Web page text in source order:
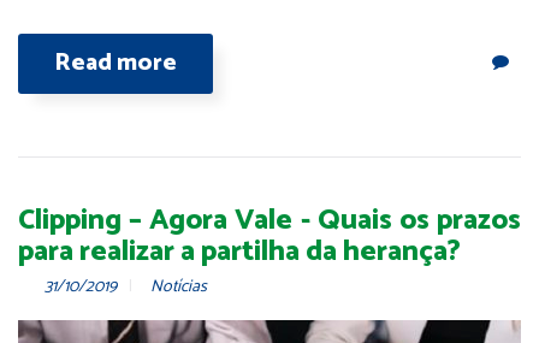
Read more
Clipping – Agora Vale - Quais os prazos
para realizar a partilha da herança?
31/10/2019 Notícias